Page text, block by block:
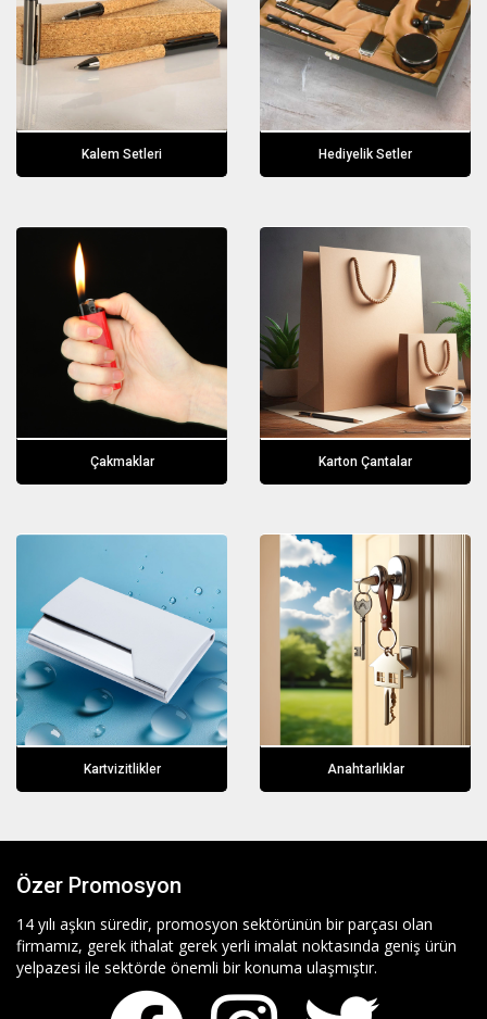
Kalem Setleri Hediyelik Setler
Çakmaklar Karton Çantalar
Kartvizitlikler Anahtarlıklar
Özer Promosyon
14 yılı aşkın süredir, promosyon sektörünün bir parçası olan
firmamız, gerek ithalat gerek yerli imalat noktasında geniş ürün
yelpazesi ile sektörde önemli bir konuma ulaşmıştır.